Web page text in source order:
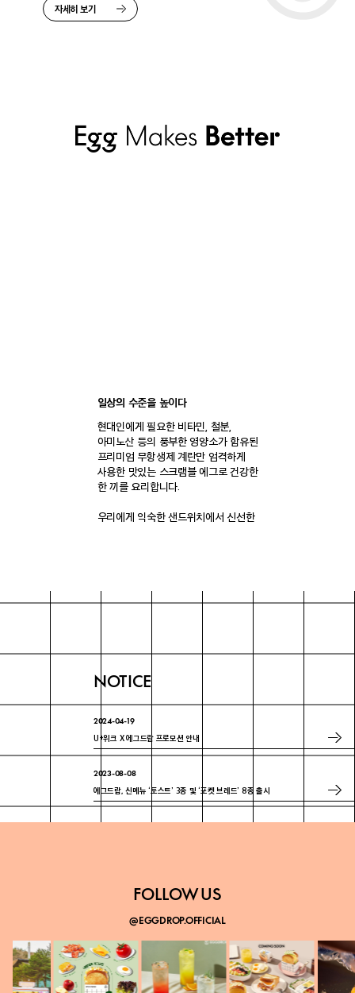
자세히 보기
일상의 수준을 높이다
현대인에게 필요한 비타민, 철분,
아미노산 등의 풍부한 영양소가 함유된
프리미엄 무항생제 계란만 엄격하게
사용한 맛있는 스크램블 에그로 건강한
한 끼를 요리합니다.
우리에게 익숙한 샌드위치에서 신선한
브랜드 스토리
NOTICE
2024-04-19
U+위크 X 에그드랍 프로모션 안내
2023-08-08
에그드랍, 신메뉴 ‘토스트’ 3종 및 ‘포켓 브레드’ 8종 출시
2023-07-18
FOLLOW US
@EGGDROP.OFFICIAL